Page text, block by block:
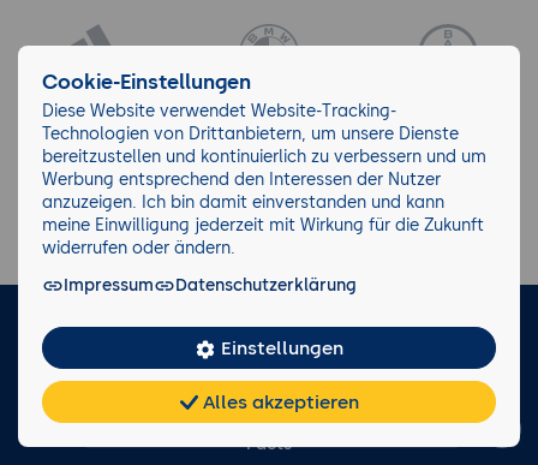
LinkedInInstagramFacebook
Impressum/AGB Datenschutz
Facts
Teilen FAQ Cookies
Cookie-Einstellungen
Diese Website verwendet Website-Tracking-
Technologien von Drittanbietern, um unsere Dienste
bereitzustellen und kontinuierlich zu verbessern und um
Werbung entsprechend den Interessen der Nutzer
anzuzeigen. Ich bin damit einverstanden und kann
meine Einwilligung jederzeit mit Wirkung für die Zukunft
widerrufen oder ändern.
Impressum
Datenschutzerklärung
Einstellungen
Alles akzeptieren